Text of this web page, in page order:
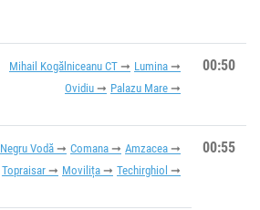
Mihail Kogălniceanu CT
Lumina
Ovidiu
Palazu Mare
00:50
Negru Vodă Comana
Amzacea
Topraisar
Movilița Techirghiol
00:55